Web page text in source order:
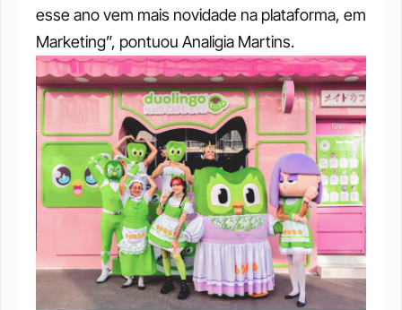
esse ano vem mais novidade na plataforma, em
Marketing”, pontuou Analigia Martins.